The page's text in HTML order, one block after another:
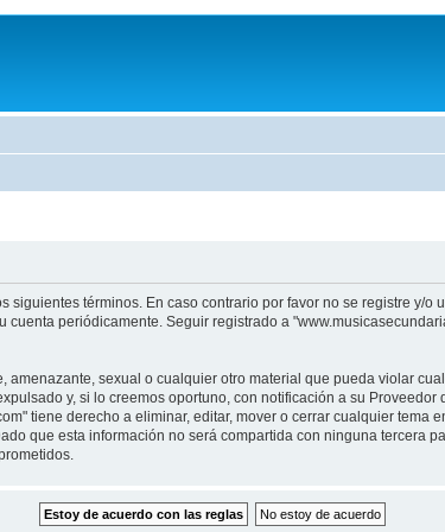
siguientes términos. En caso contrario por favor no se registre y/
periódicamente. Seguir registrado a
sexual o cualquier otro material que pueda violar
y, si lo creemos oportuno, con notificación a su
tiene derecho a eliminar, editar, mover o cerrar cualquier tema
que esta información no será compartida con ninguna tercera